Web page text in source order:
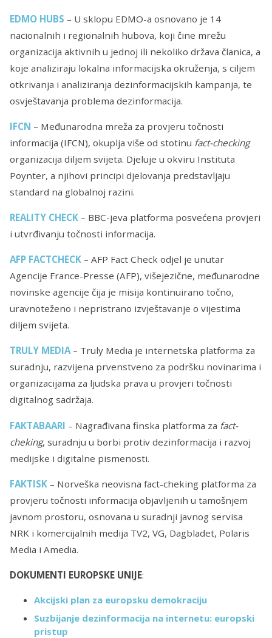
EDMO HUBS – U sklopu EDMO-a osnovano je 14
nacionalnih i regionalnih hubova, koji čine mrežu
organizacija aktivnih u jednoj ili nekoliko država članica, a
koje analiziraju lokalna informacijska okruženja, s ciljem
otkrivanja i analiziranja dezinformacijskih kampanja, te
osvještavanja problema dezinformacija.
IFCN – Međunarodna mreža za provjeru točnosti
informacija (IFCN), okuplja više od stotinu fact-checking
organizacija diljem svijeta. Djeluje u okviru Instituta
Poynter, a njihovi principi djelovanja predstavljaju
standard na globalnoj razini.
REALITY CHECK – BBC-jeva platforma posvećena provjeri
i utvrđivanju točnosti informacija.
AFP FACTCHECK – AFP Fact Check odjel je unutar
Agencije France-Presse (AFP), višejezične, međunarodne
novinske agencije čija je misija kontinuirano točno,
uravnoteženo i nepristrano izvještavanje o vijestima
diljem svijeta.
TRULY MEDIA– Truly Media je internetska platforma za
suradnju, razvijena prvenstveno za podršku novinarima i
organizacijama za ljudska prava u provjeri točnosti
digitalnog sadržaja.
FAKTABAARI – Nagrađivana finska platforma za fact-
cheking, suradnju u borbi protiv dezinformacija i razvoj
medijske i digitalne pismenosti.
FAKTISK – Norveška neovisna fact-cheking platforma za
provjeru točnosti informacija objavljenih u tamošnjem
javnom prostoru, osnovana u suradnji javnog servisa
NRK i komercijalnih medija TV2, VG, Dagbladet, Polaris
Media i Amedia.
DOKUMENTI EUROPSKE UNIJE:
Akcijski plan za europsku demokraciju
Suzbijanje dezinformacija na internetu: europski
pristup